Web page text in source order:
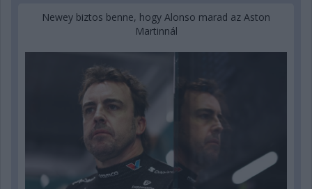
Newey biztos benne, hogy Alonso marad az Aston
Martinnál